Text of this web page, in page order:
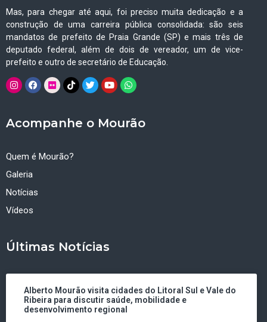
Mas, para chegar até aqui, foi preciso muita dedicação e a
construção de uma carreira pública consolidada: são seis
mandatos de prefeito de Praia Grande (SP) e mais três de
deputado federal, além de dois de vereador, um de vice-
prefeito e outro de secretário de Educação.
Acompanhe o Mourão
Quem é Mourão?
Galeria
Notícias
Vídeos
Últimas Notícias
Alberto Mourão visita cidades do Litoral Sul e Vale do
Ribeira para discutir saúde, mobilidade e
desenvolvimento regional